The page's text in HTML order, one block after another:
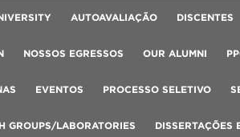
AUTOAVALIAÇÃO DISCENTES
NOSSOS EGRESSOS OUR ALUMNI
EVENTOS PROCESSO SELETIVO
GROUPS/LABORATORIES DISSERTAÇÕES